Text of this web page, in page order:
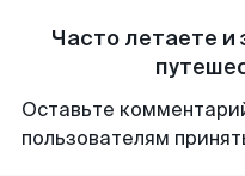
Часто летаете и
Оставьте
пользователям